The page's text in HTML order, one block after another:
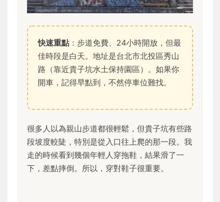
快速重點 ：步道免費、24小時開放，但最
佳時段是白天。地址是台北市北投區秀山
路（靠近貴子坑水土保持園區）。如果你
開車，記得早點到，不然停車位難找。
很多人以為親山步道都很輕鬆，但貴子坑有些路
段坡度較陡，特別是從入口往上爬的那一段。我
走的時候看到幾個年輕人穿拖鞋，結果滑了一
下，差點摔倒。所以，穿對鞋子很重要。